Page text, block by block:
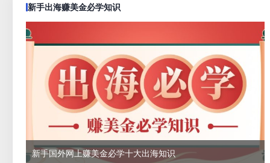
新手出海赚美金必学知识
新手国外网上赚美金必学十大出海知识